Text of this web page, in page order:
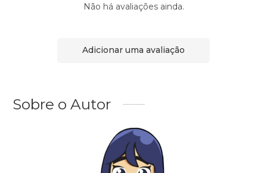
Não há avaliações ainda.
Adicionar uma avaliação
Sobre o Autor